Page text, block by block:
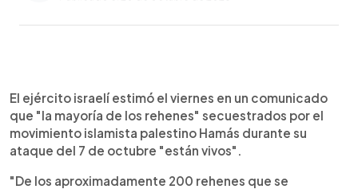
► Escuchar artículo
El ejército israelí estimó el viernes en un comunicado
que "la mayoría de los rehenes" secuestrados por el
movimiento islamista palestino Hamás durante su
ataque del 7 de octubre "están vivos".
"De los aproximadamente 200 rehenes que se